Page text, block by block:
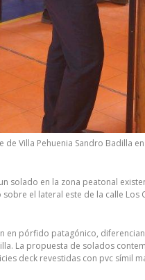
Villa Pehuenia Sandro Badilla
solado en la zona peatonal
el lateral este de la calle
en pórfido patagónico,
La propuesta de solados
deck revestidas con pvc símil